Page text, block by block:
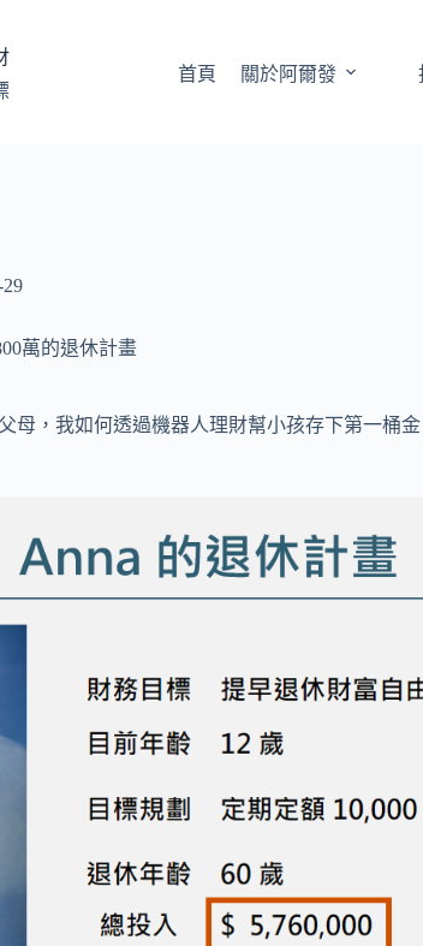
首頁 關於阿爾發
29
萬的退休計畫
母，我如何透過機器人理財幫小孩存下第一桶